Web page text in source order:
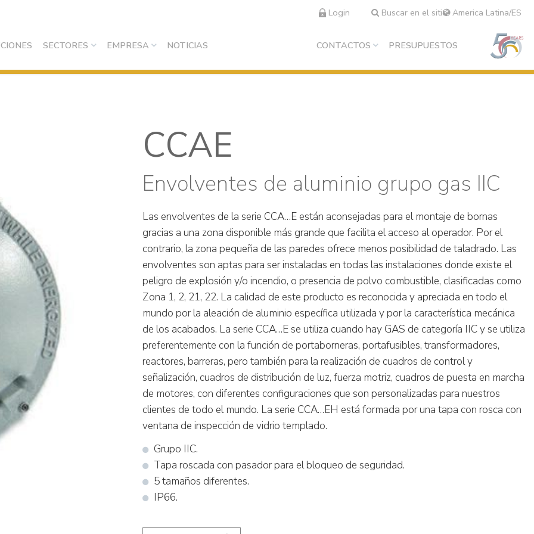
Login Buscar en el sitio America Latina/ES
SECTORES EMPRESA NOTICIAS CONTACTOS PRESUPUESTOS
CCAE
Envolventes de aluminio grupo gas IIC
Las envolventes de la serie CCA…E están aconsejadas para el montaje de bornas
gracias a una zona disponible más grande que facilita el acceso al operador. Por el
contrario, la zona pequeña de las paredes ofrece menos posibilidad de taladrado. Las
envolventes son aptas para ser instaladas en todas las instalaciones donde existe el
peligro de explosión y/o incendio, o presencia de polvo combustible, clasificadas como
Zona 1, 2, 21, 22. La calidad de este producto es reconocida y apreciada en todo el
mundo por la aleación de aluminio específica utilizada y por la característica mecánica
de los acabados. La serie CCA…E se utiliza cuando hay GAS de categoría IIC y se utiliza
preferentemente con la función de portaborneras, portafusibles, transformadores,
reactores, barreras, pero también para la realización de cuadros de control y
señalización, cuadros de distribución de luz, fuerza motriz, cuadros de puesta en marcha
de motores, con diferentes configuraciones que son personalizadas para nuestros
clientes de todo el mundo. La serie CCA…EH está formada por una tapa con rosca con
ventana de inspección de vidrio templado.
Grupo IIC.
Tapa roscada con pasador para el bloqueo de seguridad.
5 tamaños diferentes.
IP66.